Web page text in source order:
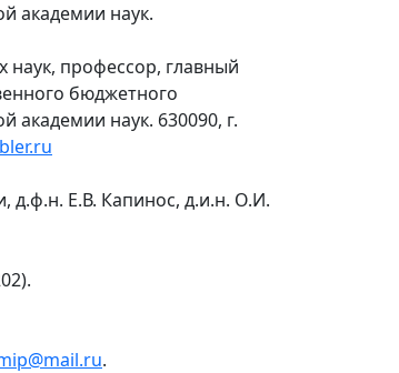
академии наук.
профессор, главный
бюджетного
академии наук. 630090, г.
д.ф.н. Е.В. Капинос, д.и.н. О.И.
.